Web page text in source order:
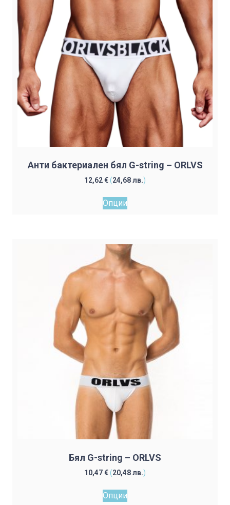
Анти бактериален бял G-string – ORLVS
12,62€(24,68лв.)
Опции
variants.
The
options
may
be
chosen
on
the
product
page
Бял G-string – ORLVS
10,47€(20,48лв.)
Опции